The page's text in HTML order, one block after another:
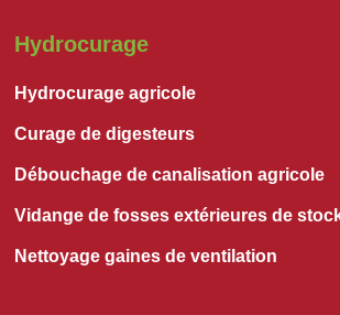
Hydrocurage
Hydrocurage agricole
Curage de digesteurs
Débouchage de canalisation agricole
Vidange de fosses extérieures de
Nettoyage gaines de ventilation